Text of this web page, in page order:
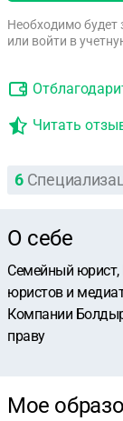
Необходимо будет
или войти в
Читать
6
О себе
Семейный юрист,
юристов и
Компании
праву
Мое